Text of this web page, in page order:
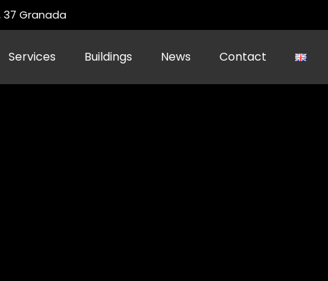
37 Granada
Services Buildings News Contact